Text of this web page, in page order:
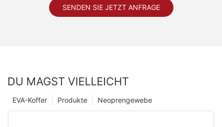
SENDEN SIE JETZT ANFRAGE
DU MAGST VIELLEICHT
Neoprengewebe
Produkte
EVA-Koffer